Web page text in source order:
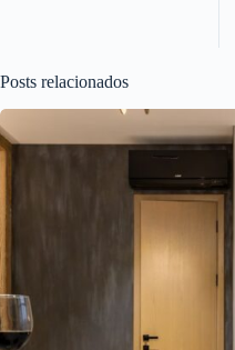
Posts relacionados